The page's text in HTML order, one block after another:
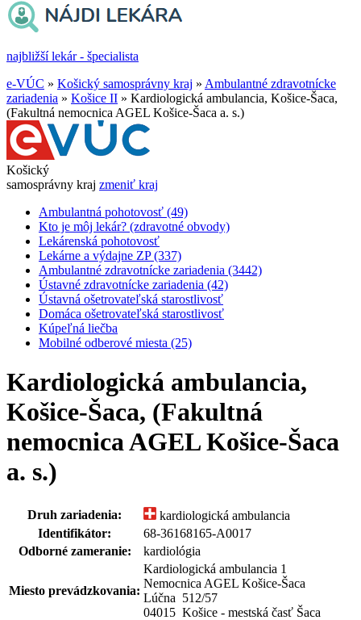
najbližší lekár - špecialista
e-VÚC » Košický samosprávny kraj » Ambulantné zdravotnícke
zariadenia » Košice II » Kardiologická ambulancia, Košice-Šaca,
(Fakultná nemocnica AGEL Košice-Šaca a. s.)
Košický
samosprávny kraj zmeniť kraj
Ambulantná pohotovosť (49)
Kto je môj lekár? (zdravotné obvody)
Lekárenská pohotovosť
Lekárne a výdajne ZP (337)
Ambulantné zdravotnícke zariadenia (3442)
Ústavné zdravotnícke zariadenia (42)
Ústavná ošetrovateľská starostlivosť
Domáca ošetrovateľská starostlivosť
Kúpeľná liečba
Mobilné odberové miesta (25)
Kardiologická ambulancia,
Košice-Šaca, (Fakultná
nemocnica AGEL Košice-Šaca
a. s.)
Druh zariadenia:
kardiologická ambulancia
Identifikátor:
68-36168165-A0017
Odborné zameranie:
kardiológia
Miesto prevádzkovania:
Kardiologická ambulancia 1
Nemocnica AGEL Košice-Šaca
Lúčna 512/57
04015 Košice - mestská časť Šaca